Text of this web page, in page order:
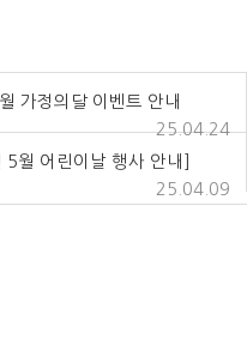
가정의달 이벤트 안내
25.04.24
월 어린이날 행사 안내]
25.04.09